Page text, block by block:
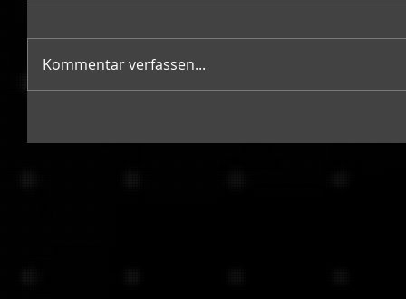
Kommentar verfassen...